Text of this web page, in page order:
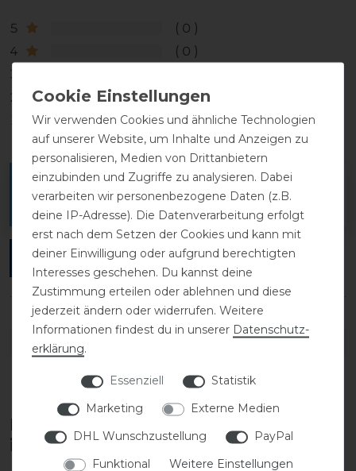
5
0
4
0
3
2
0
1
0
Melde dich an, um eine Kundenrezension zu
verfassen.
ANMELDEN
DETAILS ZUR PRODUKTSICHERHEIT
Diese Produkte könnten dich auch
interessieren
Wir verwenden Cookies und ähnliche Technologien
auf unserer Website, um Inhalte und Anzeigen zu
personalisieren, Medien von Drittanbietern
einzubinden und Zugriffe zu analysieren. Dabei
verarbeiten wir personenbezogene Daten (z.B.
deine IP-Adresse). Die Datenverarbeitung erfolgt
erst nach dem Setzen der Cookies und kann mit
deiner Einwilligung oder aufgrund berechtigten
Interesses geschehen. Du kannst deine
Zustimmung erteilen oder ablehnen und diese
jederzeit ändern oder widerrufen. Weitere
Informationen findest du in unserer Daten­schutz­
erklärung.
Essenziell
Statistik
Marketing
Externe Medien
DHL Wunschzustellung
PayPal
Funktional
Weitere Einstellungen